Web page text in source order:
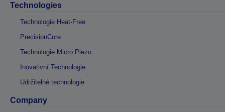
Technologies
Technologie Heat-Free
PrecisionCore
Technologie Micro Piezo
Inovativní Technologie
Udržitelné technologie
Company